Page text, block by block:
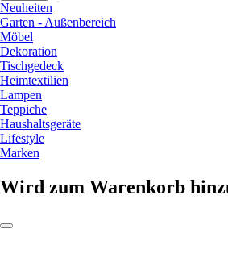
Neuheiten
Garten - Außenbereich
Möbel
Dekoration
Tischgedeck
Heimtextilien
Lampen
Teppiche
Haushaltsgeräte
Lifestyle
Marken
Wird zum Warenkorb